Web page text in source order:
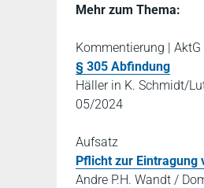
Mehr zum Thema:
Kommentierung | AktG
§ 305 Abfindung
Häller in K. Schmidt/
05/2024
Aufsatz
Pflicht zur Eintragung
Andre P.H. Wandt /